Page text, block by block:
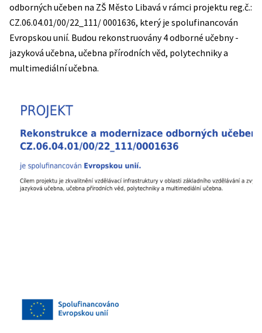
odborných učeben na ZŠ Město Libavá v rámci projektu reg.č.:
CZ.06.04.01/00/22_111/ 0001636, který je spolufinancován
Evropskou unií. Budou rekonstruovány 4 odborné učebny -
jazyková učebna, učebna přírodních věd, polytechniky a
multimediální učebna.